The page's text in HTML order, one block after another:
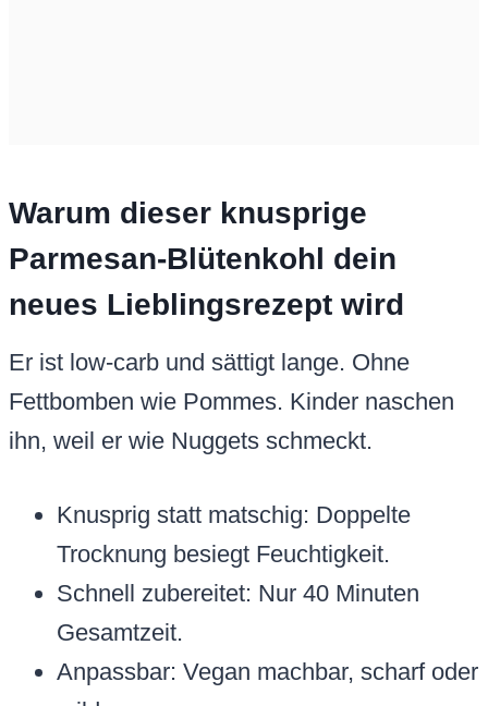
Warum dieser knusprige
Parmesan-Blütenkohl dein
neues Lieblingsrezept wird
Er ist low-carb und sättigt lange. Ohne
Fettbomben wie Pommes. Kinder naschen
ihn, weil er wie Nuggets schmeckt.
Knusprig statt matschig: Doppelte
Trocknung besiegt Feuchtigkeit.
Schnell zubereitet: Nur 40 Minuten
Gesamtzeit.
Anpassbar: Vegan machbar, scharf oder